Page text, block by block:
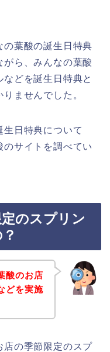
の葉酸の誕生日特典
ら、みんなの葉酸
どを誕生日特典と
ませんでした。
生日特典について
サイトを調べてい
のスプリン
酸のお店
どを実施
店の季節限定のスプ